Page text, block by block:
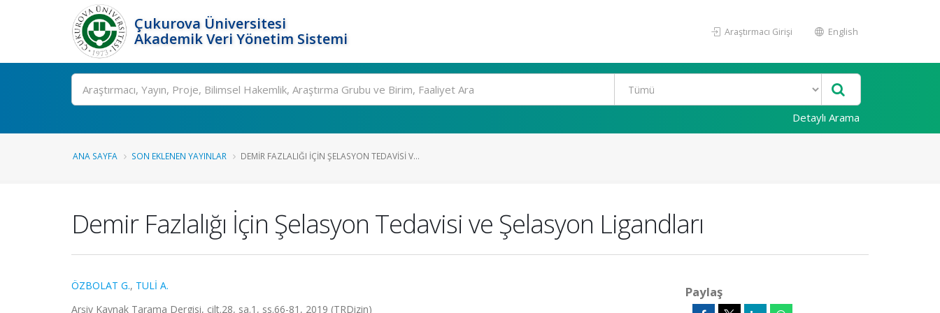
Çukurova Üniversitesi
Akademik Veri Yönetim Sistemi
Araştırmacı Girişi English
Ara
Detaylı Arama
ANA SAYFA SON EKLENEN YAYINLAR DEMIR FAZLALIĞI İÇIN ŞELASYON TEDAVISI V...
Demir Fazlalığı İçin Şelasyon Tedavisi ve Şelasyon Ligandları
ÖZBOLAT G., TULİ A.
Arşiv Kaynak Tarama Dergisi, cilt.28, sa.1, ss.66-81, 2019 (TRDizin)
Paylaş